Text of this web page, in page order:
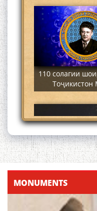
110 солагии
Тоҷикистон
Турсунзода
ЧЕХРАХОИ
MONUMENTS